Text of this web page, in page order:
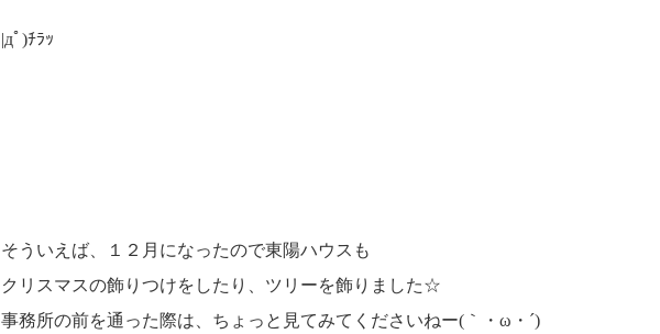
|дﾟ)ﾁﾗｯ
そういえば、１２月になったので東陽ハウスも
クリスマスの飾りつけをしたり、ツリーを飾りました☆
事務所の前を通った際は、ちょっと見てみてくださいねー(｀・ω・´)ゞ